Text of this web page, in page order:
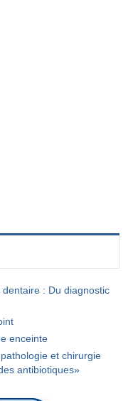
: Du diagnostic
enceinte
et chirurgie
antibiotiques»